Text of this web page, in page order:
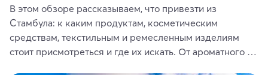
В этом обзоре рассказываем, что привезти из
Стамбула: к каким продуктам, косметическим
средствам, текстильным и ремесленным изделиям
стоит присмотреться и где их искать. От ароматного